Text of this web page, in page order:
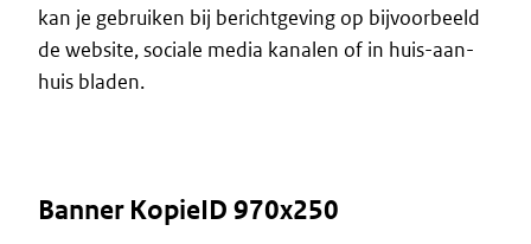
kan je gebruiken bij berichtgeving op bijvoorbeeld
de website, sociale media kanalen of in huis-aan-
huis bladen.
Banner KopieID 970x250